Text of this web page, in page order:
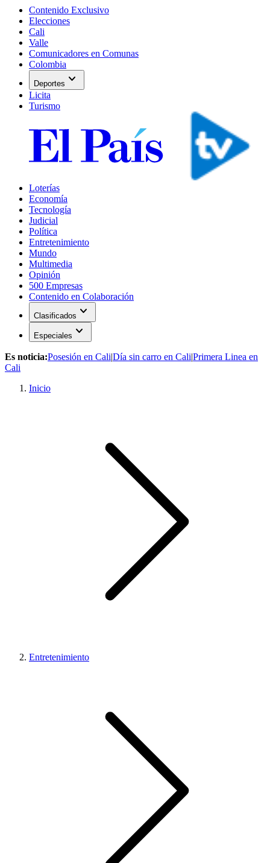
Contenido Exclusivo
Elecciones
Cali
Valle
Comunicadores en Comunas
Colombia
Deportes expand_more
Licita
Turismo
Loterías
Economía
Tecnología
Judicial
Política
Entretenimiento
Mundo
Multimedia
Opinión
500 Empresas
Contenido en Colaboración
Clasificados expand_more
Especiales expand_more
Es noticia:Posesión en Cali|Día sin carro en Cali|Primera Linea en
Cali
Inicio
Entretenimiento